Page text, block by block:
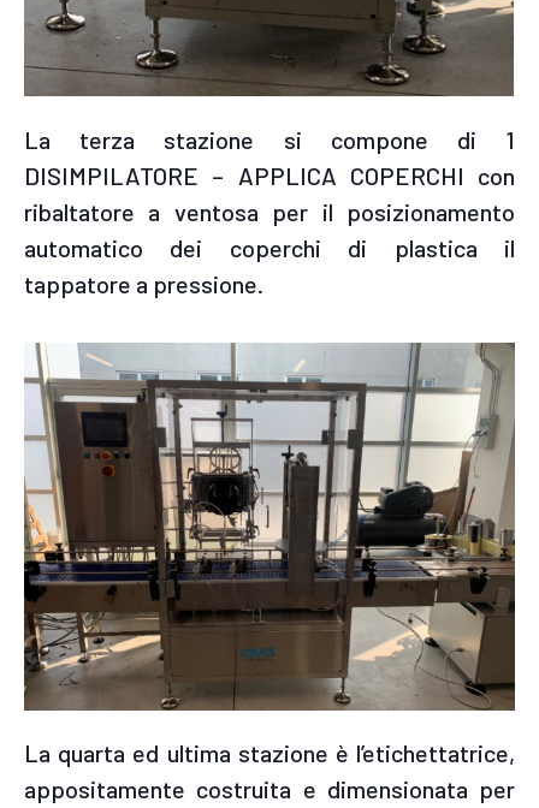
La terza stazione si compone di 1
DISIMPILATORE – APPLICA COPERCHI con
ribaltatore a ventosa per il posizionamento
automatico dei coperchi di plastica il
tappatore a pressione.
La quarta ed ultima stazione è l’etichettatrice,
appositamente costruita e dimensionata per